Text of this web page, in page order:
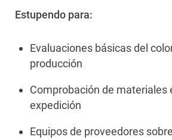
Estupendo para:
Evaluaciones básicas del
producción
Comprobación de materiales
expedición
Equipos de proveedores